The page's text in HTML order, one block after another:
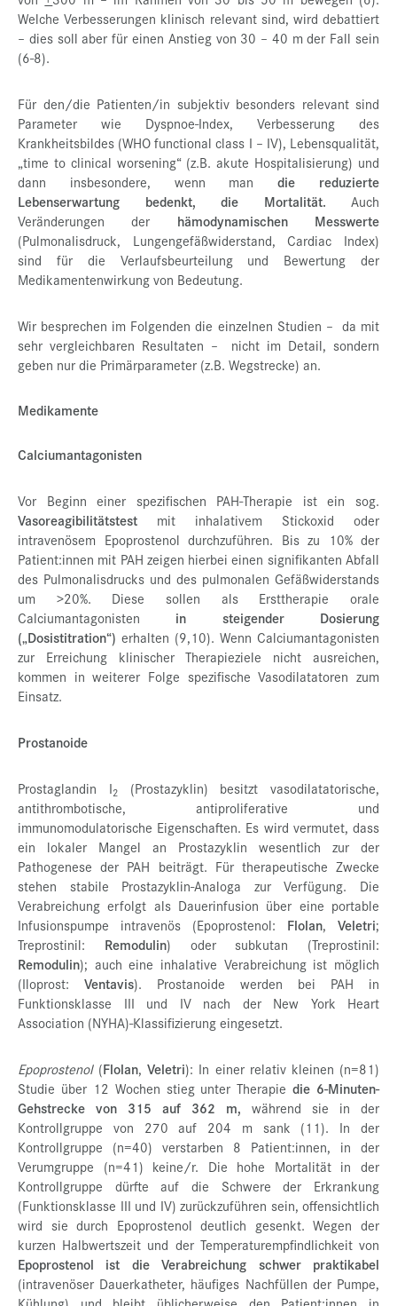
Welche Verbesserungen klinisch relevant sind, wird debattiert
– dies soll aber für einen Anstieg von 30 – 40 m der Fall sein
(6-8).
Für den/die Patienten/in subjektiv besonders relevant sind
Parameter wie Dyspnoe-Index, Verbesserung des
Krankheitsbildes (WHO functional class I – IV), Lebensqualität,
„time to clinical worsening“ (z.B. akute Hospitalisierung) und
dann insbesondere, wenn mandie reduzierte
Lebenserwartung bedenkt, die Mortalität. Auch
Veränderungen der hämodynamischen Messwerte
(Pulmonalisdruck, Lungengefäßwiderstand, Cardiac Index)
sind für die Verlaufsbeurteilung und Bewertung der
Medikamentenwirkung von Bedeutung.
Wir besprechen im Folgenden die einzelnen Studien – da mit
sehr vergleichbaren Resultaten – nicht im Detail, sondern
geben nur die Primärparameter (z.B. Wegstrecke) an.
Medikamente
Calciumantagonisten
Vor Beginn einer spezifischen PAH-Therapie ist ein sog.
Vasoreagibilitätstest mit inhalativem Stickoxid oder
intravenösem Epoprostenol durchzuführen. Bis zu 10% der
Patient:innen mit PAH zeigen hierbei einen signifikanten Abfall
des Pulmonalisdrucks und des pulmonalen Gefäßwiderstands
um >20%. Diese sollen als Ersttherapie orale
Calciumantagonisten in steigender Dosierung
(„Dosistitration“) erhalten (9,10). Wenn Calciumantagonisten
zur Erreichung klinischer Therapieziele nicht ausreichen,
kommen in weiterer Folge spezifische Vasodilatatoren zum
Einsatz.
Prostanoide
Prostaglandin I2(Prostazyklin) besitzt vasodilatatorische,
antithrombotische, antiproliferative und
immunomodulatorische Eigenschaften. Es wird vermutet, dass
ein lokaler Mangel an Prostazyklin wesentlich zur der
Pathogenese der PAH beiträgt. Für therapeutische Zwecke
stehen stabile Prostazyklin-Analoga zur Verfügung. Die
Verabreichung erfolgt als Dauerinfusion über eine portable
Infusionspumpe intravenös (Epoprostenol: Flolan, Veletri;
Treprostinil: Remodulin) oder subkutan (Treprostinil:
Remodulin); auch eine inhalative Verabreichung ist möglich
(Iloprost: Ventavis). Prostanoide werden bei PAH in
Funktionsklasse III und IV nach der New York Heart
Association (NYHA)-Klassifizierung eingesetzt.
Epoprostenol (Flolan, Veletri): In einer relativ kleinen (n=81)
Studie über 12 Wochen stieg unter Therapiedie 6-Minuten-
Gehstrecke von 315 auf 362 m, während sie in der
Kontrollgruppe von 270 auf 204 m sank (11). In der
Kontrollgruppe (n=40) verstarben 8 Patient:innen, in der
Verumgruppe (n=41) keine/r. Die hohe Mortalität in der
Kontrollgruppe dürfte auf die Schwere der Erkrankung
(Funktionsklasse III und IV) zurückzuführen sein, offensichtlich
wird sie durch Epoprostenol deutlich gesenkt. Wegen der
kurzen Halbwertszeit und der Temperaturempfindlichkeit von
Epoprostenol ist die Verabreichung schwer praktikabel
(intravenöser Dauerkatheter, häufiges Nachfüllen der Pumpe,